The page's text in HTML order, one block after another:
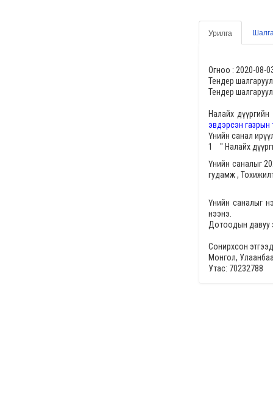
Урилга
Огноо : 2020-08-
Тендер
Тендер
Налайх
эвдэрсэн газрын
Үнийн санал
1 " Налайх
Үнийн саналыг
гудамж ,
Үнийн саналыг
нээнэ.
Дотоодын давуу
Сонирхсон
Монгол,
Утас: 70232788